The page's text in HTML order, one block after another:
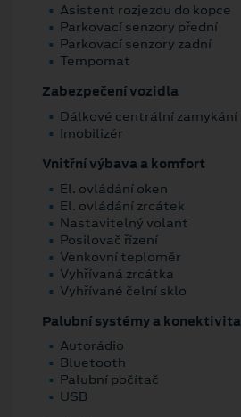
Asistent rozjezdu do kopce
Parkovací senzory přední
Parkovací senzory zadní
Tempomat
Zabezpečení vozidla
Dálkové centrální zamykání
Imobilizér
Vnitřní výbava a komfort
El. ovládání oken
El. ovládání zrcátek
Nastavitelný volant
Posilovač řízení
Venkovní teploměr
Vyhřívaná zrcátka
Vyhřívané čelní sklo
Palubní systémy a konektivita
Autorádio
Bluetooth
Palubní počítač
USB